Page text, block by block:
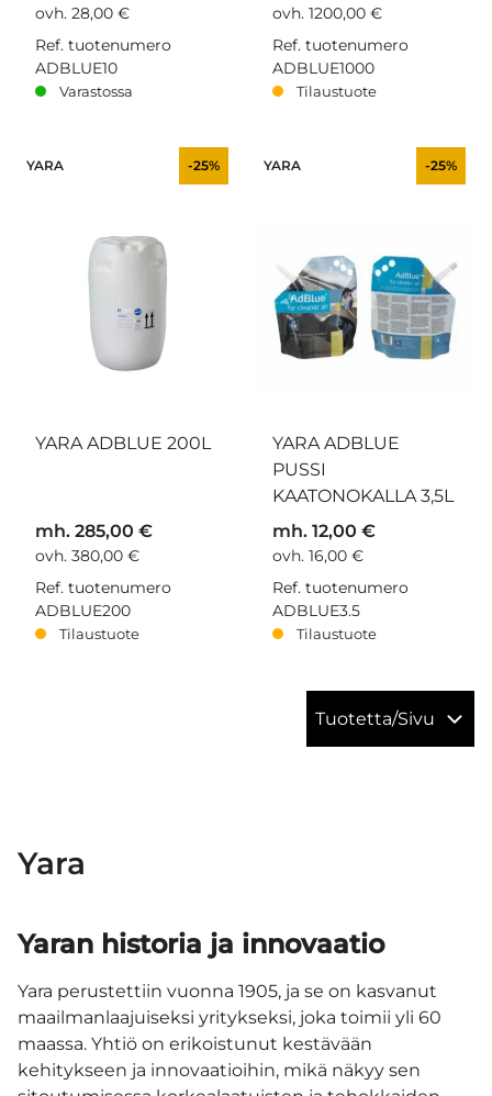
ovh. 28,00 €
Ref. tuotenumero
ADBLUE10
Varastossa
ovh. 1200,00 €
Ref. tuotenumero
ADBLUE1000
Tilaustuote
YARA -25%
YARA ADBLUE 200L
mh. 285,00 €
ovh. 380,00 €
Ref. tuotenumero
ADBLUE200
Tilaustuote
YARA -25%
YARA ADBLUE
PUSSI
KAATONOKALLA 3,5L
mh. 12,00 €
ovh. 16,00 €
Ref. tuotenumero
ADBLUE3.5
Tilaustuote
Tuotetta/Sivu
Yara
Yaran historia ja innovaatio
Yara perustettiin vuonna 1905, ja se on kasvanut
maailmanlaajuiseksi yritykseksi, joka toimii yli 60
maassa. Yhtiö on erikoistunut kestävään
kehitykseen ja innovaatioihin, mikä näkyy sen